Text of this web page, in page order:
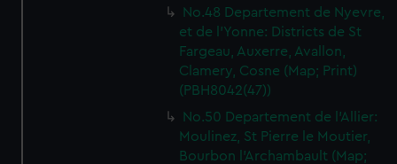
No.48 Departement de Nyevre,
et de l'Yonne: Districts de St
Fargeau, Auxerre, Avallon,
Clamery, Cosne (Map; Print)
(PBH8042(47))
No.50 Departement de l'Allier:
Moulinez, St Pierre le Moutier,
Bourbon l'Archambault (Map;